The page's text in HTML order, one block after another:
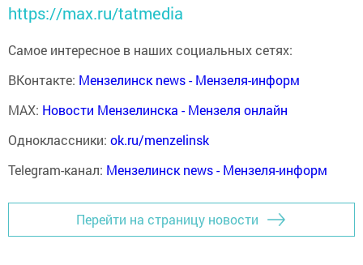
https://max.ru/tatmedia
Самое интересное в наших социальных сетях:
ВКонтакте: Мензелинск news - Мензеля-информ
MAX: Новости Мензелинска - Мензеля онлайн
Одноклассники: ok.ru/menzelinsk
Telegram-канал: Мензелинск news - Мензеля-информ
Перейти на страницу новости